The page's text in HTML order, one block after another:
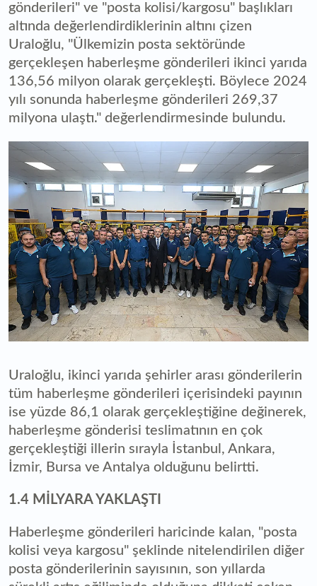
gönderileri" ve "posta kolisi/kargosu" başlıkları
altında değerlendirdiklerinin altını çizen
Uraloğlu, "Ülkemizin posta sektöründe
gerçekleşen haberleşme gönderileri ikinci yarıda
136,56 milyon olarak gerçekleşti. Böylece 2024
yılı sonunda haberleşme gönderileri 269,37
milyona ulaştı." değerlendirmesinde bulundu.
Uraloğlu, ikinci yarıda şehirler arası gönderilerin
tüm haberleşme gönderileri içerisindeki payının
ise yüzde 86,1 olarak gerçekleştiğine değinerek,
haberleşme gönderisi teslimatının en çok
gerçekleştiği illerin sırayla İstanbul, Ankara,
İzmir, Bursa ve Antalya olduğunu belirtti.
1.4 MİLYARA YAKLAŞTI
Haberleşme gönderileri haricinde kalan, "posta
kolisi veya kargosu" şeklinde nitelendirilen diğer
posta gönderilerinin sayısının, son yıllarda